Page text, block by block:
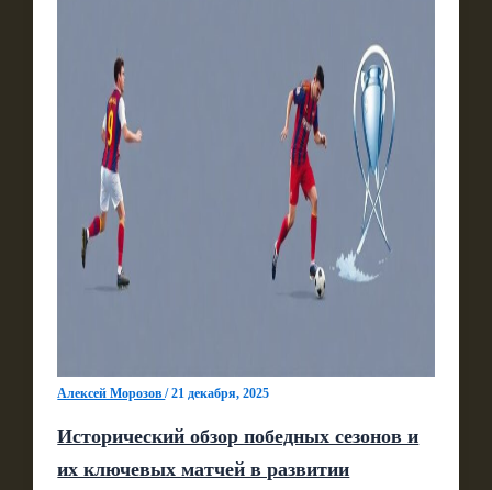
Алексей Морозов/21 декабря, 2025
Исторический обзор победных сезонов и
их ключевых матчей в развитии